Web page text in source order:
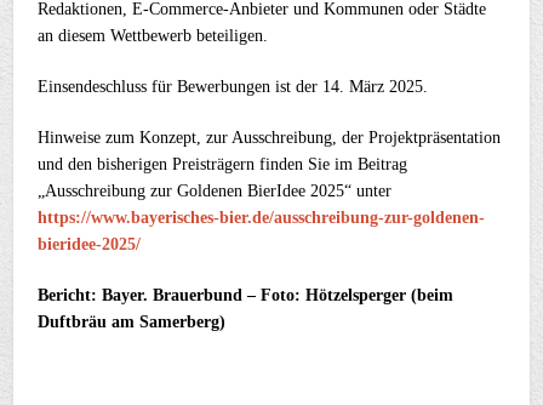
Redaktionen, E-Commerce-Anbieter und Kommunen oder Städte
an diesem Wettbewerb beteiligen.
Einsendeschluss für Bewerbungen ist der 14. März 2025.
Hinweise zum Konzept, zur Ausschreibung, der Projektpräsentation
und den bisherigen Preisträgern finden Sie im Beitrag
„Ausschreibung zur Goldenen BierIdee 2025“ unter
https://www.bayerisches-bier.de/ausschreibung-zur-goldenen-
bieridee-2025/
Bericht: Bayer. Brauerbund – Foto: Hötzelsperger (beim
Duftbräu am Samerberg)